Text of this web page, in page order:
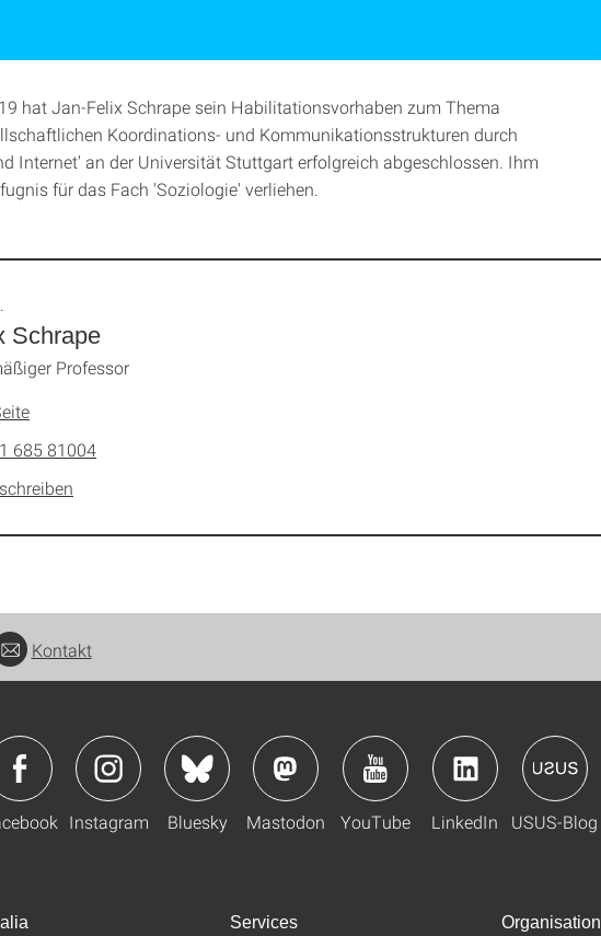
hat Jan-Felix Schrape sein Habilitationsvorhaben zum Thema
Koordinations- und Kommunikationsstrukturen durch
Internet' an der Universität Stuttgart erfolgreich abgeschlossen. Ihm
für das Fach 'Soziologie' verliehen.
Schrape
Professor
685 81004
Kontakt
Instagram Bluesky Mastodon YouTube LinkedIn USUS-Blog
Services Organisation